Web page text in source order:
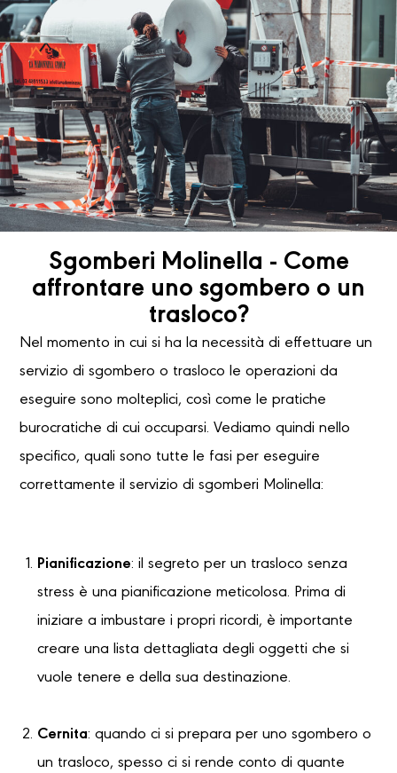
Sgomberi Molinella - Come
affrontare uno sgombero o un
trasloco?
Nel momento in cui si ha la necessità di effettuare un
servizio di sgombero o trasloco le operazioni da
eseguire sono molteplici, così come le pratiche
burocratiche di cui occuparsi. Vediamo quindi nello
specifico, quali sono tutte le fasi per eseguire
correttamente il servizio di sgomberi Molinella:
Pianificazione: il segreto per un trasloco senza
stress è una pianificazione meticolosa. Prima di
iniziare a imbustare i propri ricordi, è importante
creare una lista dettagliata degli oggetti che si
vuole tenere e della sua destinazione.
Cernita: quando ci si prepara per uno sgombero o
un trasloco, spesso ci si rende conto di quante